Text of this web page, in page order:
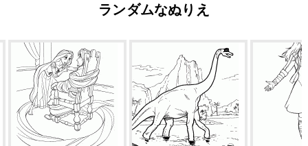
ランダムなぬりえ